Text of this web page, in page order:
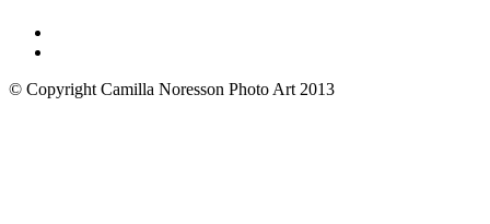
© Copyright Camilla Noresson Photo Art 2013